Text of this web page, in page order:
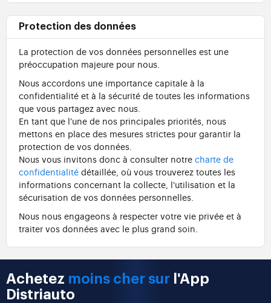
Protection des données
La protection de vos données personnelles est une
préoccupation majeure pour nous.
Nous accordons une importance capitale à la
confidentialité et à la sécurité de toutes les informations
que vous partagez avec nous.
En tant que l'une de nos principales priorités, nous
mettons en place des mesures strictes pour garantir la
protection de vos données.
Nous vous invitons donc à consulter notre charte de
confidentialité détaillée, où vous trouverez toutes les
informations concernant la collecte, l'utilisation et la
sécurisation de vos données personnelles.
Nous nous engageons à respecter votre vie privée et à
traiter vos données avec le plus grand soin.
Achetez moins cher sur l'App
Distriauto